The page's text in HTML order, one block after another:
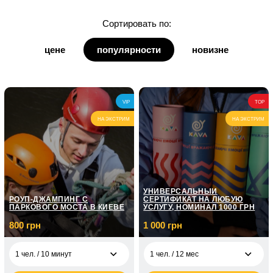
для дедушки
для бабушки
для кума
Сортировать по:
цене популярности новизне
VIP
НА ЭКСТРИМ
РОУП-ДЖАМПИНГ С
ПАРКОВОГО МОСТА В КИЕВЕ
800 грн
1 чел. / 10 минут
TOP
НА ЭКСТРИМ
УНИВЕРСАЛЬНЫЙ
СЕРТИФИКАТ НА ЛЮБУЮ
УСЛУГУ, НОМИНАЛ 1000 ГРН
1 000 грн
1 чел. / 12 мес